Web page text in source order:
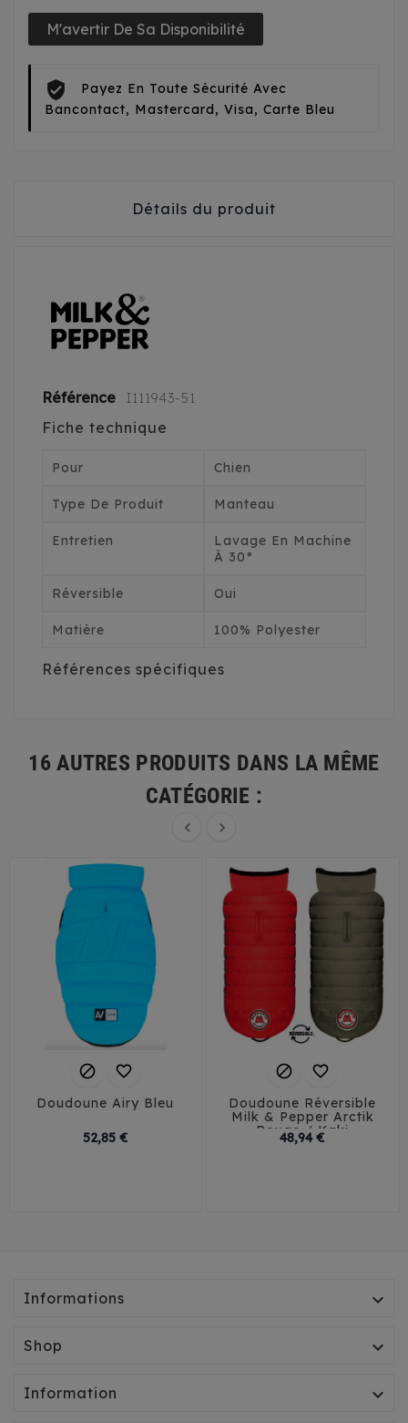
M'avertir De Sa Disponibilité
Payez En Toute Sécurité Avec
Bancontact, Mastercard, Visa, Carte Bleu
Détails du produit
Référence I111943-51
Fiche technique
Pour Chien
Type De Produit Manteau
Entretien
Lavage En Machine
À 30°
Réversible Oui
Matière 100% Polyester
Références spécifiques
16 AUTRES PRODUITS DANS LA MÊME
CATÉGORIE :
 
 
Doudoune Airy Bleu
52,85 €Prix
 
Doudoune Réversible
Milk & Pepper Arctik
Rouge / Kaki
48,94 €
Informations 
Shop 
Information 